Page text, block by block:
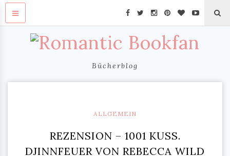
Bücherblog
ALLGEMEIN
REZENSION – 1001 KUSS.
DJINNFEUER VON REBECCA WILD